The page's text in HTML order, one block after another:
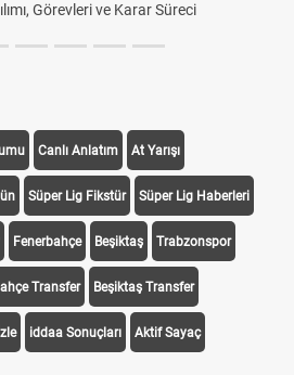
Görevleri ve Karar Süreci
Canlı Anlatım At Yarışı
Süper Lig Fikstür Süper Lig Haberleri
Fenerbahçe Beşiktaş Trabzonspor
Transfer Beşiktaş Transfer
iddaa Sonuçları Aktif Sayaç